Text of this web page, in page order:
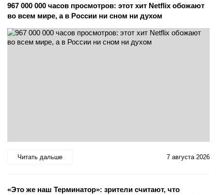
967 000 000 часов просмотров: этот хит Netflix обожают
во всем мире, а в России ни сном ни духом
Читать дальше 7 августа 2026
«Это же наш Терминатор»: зрители считают, что